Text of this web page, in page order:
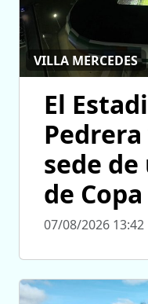
VILLA MERCEDES
El
sede
de
07/08/2026 13:42